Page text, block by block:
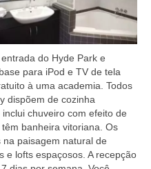
do Hyde Park e
para iPod e TV de tela
à uma academia. Todos
dispõem de cozinha
chuveiro com efeito de
banheira vitoriana. Os
paisagem natural de
e lofts espaçosos. A recepção